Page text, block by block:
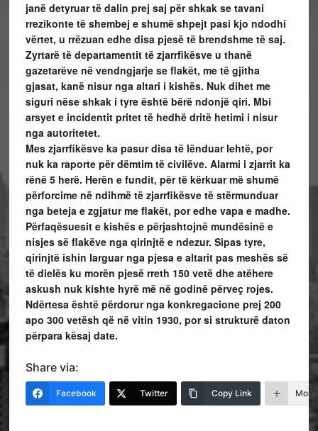
janë detyruar të dalin prej saj për shkak se tavani
rrezikonte të shembej e shumë shpejt pasi kjo ndodhi
vërtet, u rrëzuan edhe disa pjesë të brendshme të saj.
Zyrtarë të departamentit të zjarrfikësve u thanë
gazetarëve në vendngjarje se flakët, me të gjitha
gjasat, kanë nisur nga altari i kishës. Nuk dihet me
siguri nëse shkak i tyre është bërë ndonjë qiri. Mbi
arsyet e incidentit pritet të hedhë dritë hetimi i nisur
nga autoritetet.
Mes zjarrfikësve ka pasur disa të lënduar lehtë, por
nuk ka raporte për dëmtim të civilëve. Alarmi i zjarrit ka
rënë 5 herë. Herën e fundit, për të kërkuar më shumë
përforcime në ndihmë të zjarrfikësve të stërmunduar
nga beteja e zgjatur me flakët, por edhe vapa e madhe.
Përfaqësuesit e kishës e përjashtojnë mundësinë e
nisjes së flakëve nga qirinjtë e ndezur. Sipas tyre,
qirinjtë ishin larguar nga pjesa e altarit pas meshës së
të dielës ku morën pjesë rreth 150 vetë dhe atëhere
askush nuk kishte hyrë më në godinë përveç rojes.
Ndërtesa është përdorur nga konkregacione prej 200
apo 300 vetësh që në vitin 1930, por si strukturë daton
përpara kësaj date.
Share via:
Facebook Twitter Copy Link More